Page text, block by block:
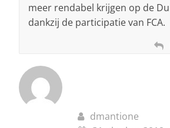
meer rendabel krijgen op de
dankzij de participatie van FCA.
dmantione